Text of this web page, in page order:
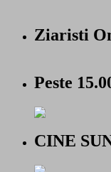
Ziaristi
Peste
CINE